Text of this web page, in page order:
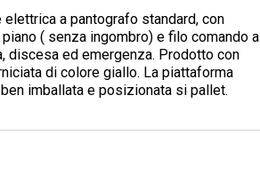
a pantografo standard, con
( senza ingombro) e filo comando a
discesa ed emergenza. Prodotto con
di colore giallo. La piattaforma
imballata e posizionata si pallet.